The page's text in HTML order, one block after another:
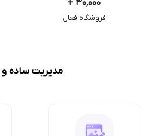
۳۰٬۰۰۰ +
فروشگاه فعال
مدیریت ساده و